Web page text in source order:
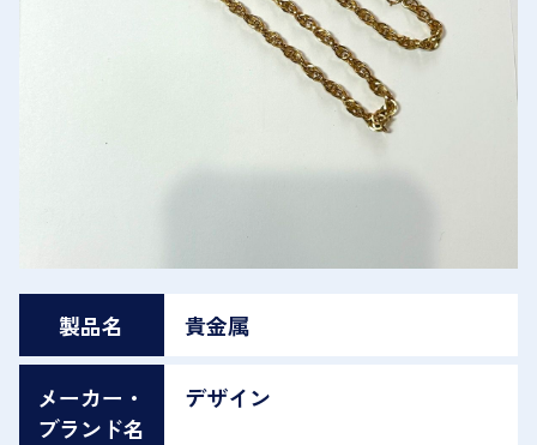
製品名 貴金属
メーカー・
ブランド名
デザイン